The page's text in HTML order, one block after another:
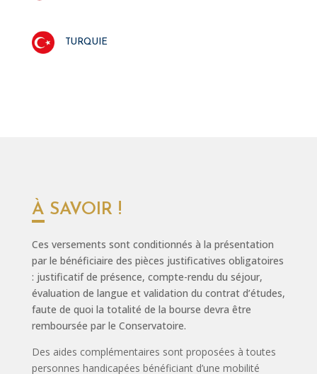
turquie
À SAVOIR !
Ces versements sont conditionnés à la présentation
par le bénéficiaire des pièces justificatives obligatoires
: justificatif de présence, compte-rendu du séjour,
évaluation de langue et validation du contrat d’études,
faute de quoi la totalité de la bourse devra être
remboursée par le Conservatoire.
Des aides complémentaires sont proposées à toutes
personnes handicapées bénéficiant d’une mobilité